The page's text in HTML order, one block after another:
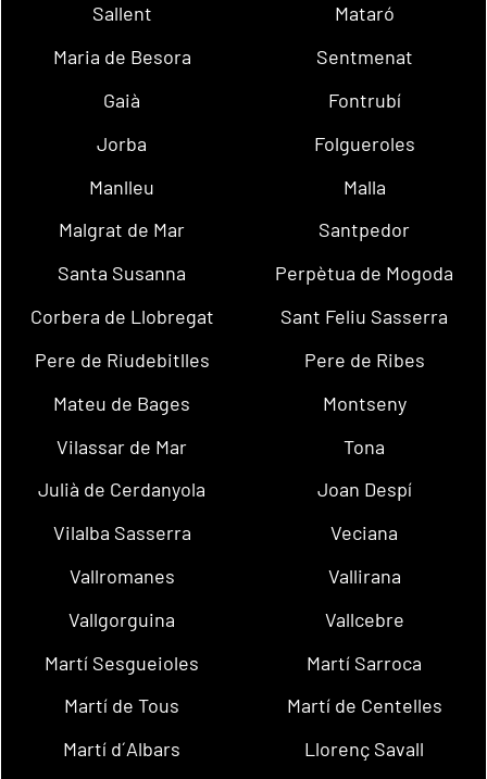
Sallent
Mataró
Maria de Besora
Sentmenat
Gaià
Fontrubí
Jorba
Folgueroles
Manlleu
Malla
Malgrat de Mar
Santpedor
Santa Susanna
Perpètua de Mogoda
Corbera de Llobregat
Sant Feliu Sasserra
Pere de Riudebitlles
Pere de Ribes
Mateu de Bages
Montseny
Vilassar de Mar
Tona
Julià de Cerdanyola
Joan Despí
Vilalba Sasserra
Veciana
Vallromanes
Vallirana
Vallgorguina
Vallcebre
Martí Sesgueioles
Martí Sarroca
Martí de Tous
Martí de Centelles
Martí d´Albars
Llorenç Savall